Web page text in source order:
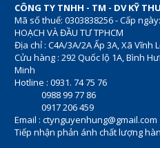
CÔNG TY TNHH - TM - DV KỸ
Mã số thuế: 0303838256 - Cấp
HOẠCH VÀ ĐẦU TƯ TPHCM
Địa chỉ : C4A/3A/2A Ấp 3A, Xã Vĩnh
Cửu hàng : 292 Quốc lộ 1A, Bình
Minh
Hotline : 0931. 74 75 76
0988 99 77 86
0917 206 459
Email : ctynguyenhung@gmail.com
Tiếp nhận phản ánh chất lượng